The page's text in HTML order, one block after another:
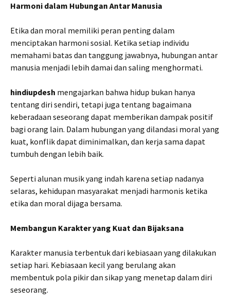
Harmoni dalam Hubungan Antar Manusia
Etika dan moral memiliki peran penting dalam
menciptakan harmoni sosial. Ketika setiap individu
memahami batas dan tanggung jawabnya, hubungan antar
manusia menjadi lebih damai dan saling menghormati.
hindiupdesh mengajarkan bahwa hidup bukan hanya
tentang diri sendiri, tetapi juga tentang bagaimana
keberadaan seseorang dapat memberikan dampak positif
bagi orang lain. Dalam hubungan yang dilandasi moral yang
kuat, konflik dapat diminimalkan, dan kerja sama dapat
tumbuh dengan lebih baik.
Seperti alunan musik yang indah karena setiap nadanya
selaras, kehidupan masyarakat menjadi harmonis ketika
etika dan moral dijaga bersama.
Membangun Karakter yang Kuat dan Bijaksana
Karakter manusia terbentuk dari kebiasaan yang dilakukan
setiap hari. Kebiasaan kecil yang berulang akan
membentuk pola pikir dan sikap yang menetap dalam diri
seseorang.